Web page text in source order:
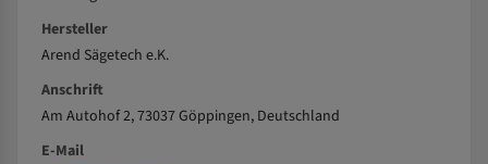
Hersteller
Arend Sägetech e.K.
Anschrift
Am Autohof 2, 73037 Göppingen, Deutschland
E-Mail